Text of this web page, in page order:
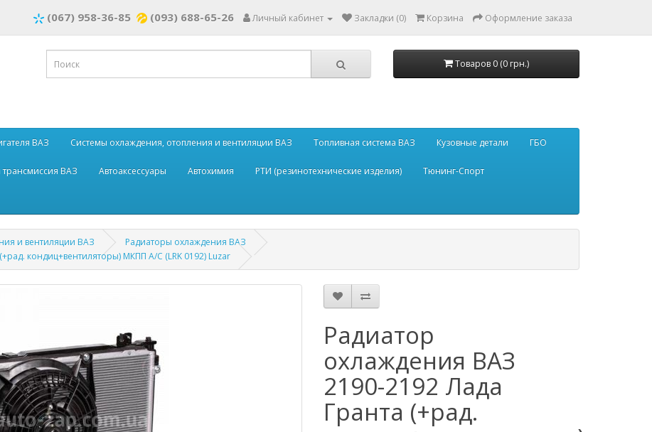
(067) 958-36-85 (093) 688-65-26 Личный кабинет Закладки (0) Корзина Оформление заказа
Товаров 0 (0 грн.)
ВАЗ Системы охлаждения, отопления и вентиляции ВАЗ Топливная система ВАЗ Кузовные детали ГБО
трансмиссия ВАЗ Автоаксессуары Автохимия РТИ (резинотехнические изделия) Тюнинг-Спорт
и вентиляции ВАЗ
Радиаторы охлаждения ВАЗ
кондиц+вентиляторы) МКПП А/С (LRK 0192) Luzar
Радиатор
охлаждения ВАЗ
2190-2192 Лада
Гранта (+рад.